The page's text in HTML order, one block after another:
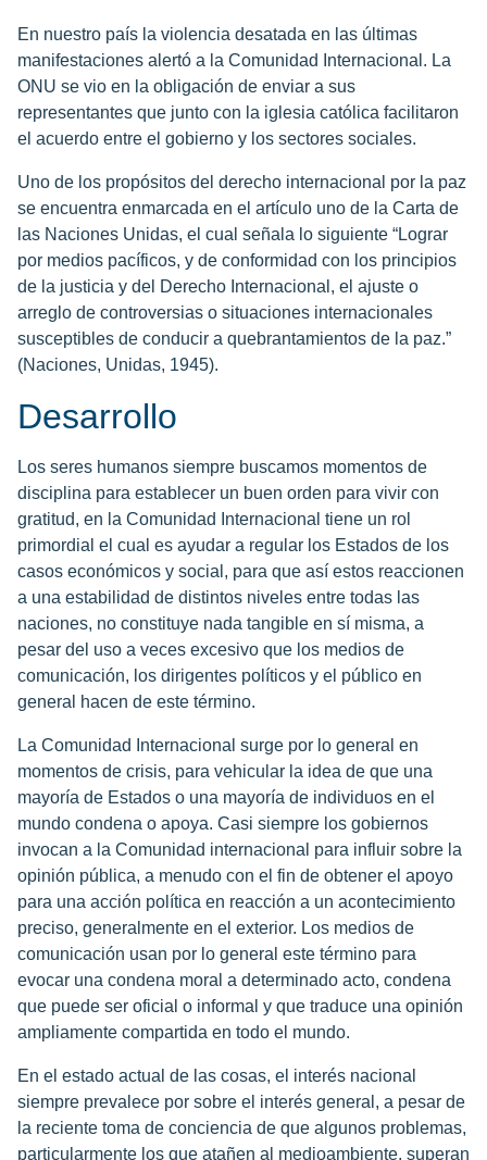
En nuestro país la violencia desatada en las últimas
manifestaciones alertó a la Comunidad Internacional. La
ONU se vio en la obligación de enviar a sus
representantes que junto con la iglesia católica facilitaron
el acuerdo entre el gobierno y los sectores sociales.
Uno de los propósitos del derecho internacional por la paz
se encuentra enmarcada en el artículo uno de la Carta de
las Naciones Unidas, el cual señala lo siguiente “Lograr
por medios pacíficos, y de conformidad con los principios
de la justicia y del Derecho Internacional, el ajuste o
arreglo de controversias o situaciones internacionales
susceptibles de conducir a quebrantamientos de la paz.”
(Naciones, Unidas, 1945).
Desarrollo
Los seres humanos siempre buscamos momentos de
disciplina para establecer un buen orden para vivir con
gratitud, en la Comunidad Internacional tiene un rol
primordial el cual es ayudar a regular los Estados de los
casos económicos y social, para que así estos reaccionen
a una estabilidad de distintos niveles entre todas las
naciones, no constituye nada tangible en sí misma, a
pesar del uso a veces excesivo que los medios de
comunicación, los dirigentes políticos y el público en
general hacen de este término.
La Comunidad Internacional surge por lo general en
momentos de crisis, para vehicular la idea de que una
mayoría de Estados o una mayoría de individuos en el
mundo condena o apoya. Casi siempre los gobiernos
invocan a la Comunidad internacional para influir sobre la
opinión pública, a menudo con el fin de obtener el apoyo
para una acción política en reacción a un acontecimiento
preciso, generalmente en el exterior. Los medios de
comunicación usan por lo general este término para
evocar una condena moral a determinado acto, condena
que puede ser oficial o informal y que traduce una opinión
ampliamente compartida en todo el mundo.
En el estado actual de las cosas, el interés nacional
siempre prevalece por sobre el interés general, a pesar de
la reciente toma de conciencia de que algunos problemas,
particularmente los que atañen al medioambiente, superan